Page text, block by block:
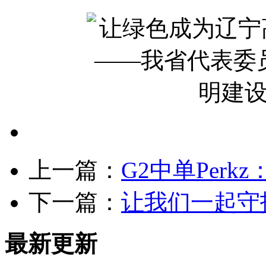
上一篇： G2中单Perkz
下一篇： 让我们一起守
最新更新